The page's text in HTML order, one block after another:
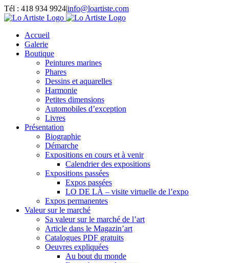
Passer
au
Tél : 418 934 9924|info@loartiste.com
Facebook
Instagram
Email
Pinterest
YouTube
Accueil
Galerie
Boutique
Peintures marines
Phares
Dessins et aquarelles
Harmonie
Petites dimensions
Automobiles d’exception
Livres
Présentation
Biographie
Démarche
Expositions en cours et à venir
Calendrier des expositions
Expositions passées
Expos passées
LO DE LÀ – visite virtuelle de l’expo
Expos permanentes
Valeur sur le marché
Sa valeur sur le marché de l’art
Article dans le Magazin’art
Catalogues PDF gratuits
Oeuvres expliquées
Au bout du monde